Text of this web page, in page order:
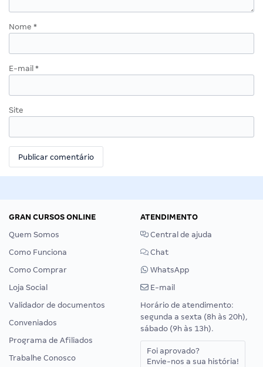
Nome *
E-mail *
Site
GRAN CURSOS ONLINE
Quem Somos
Como Funciona
Como Comprar
Loja Social
Validador de documentos
Conveniados
Programa de Afiliados
Trabalhe Conosco
ATENDIMENTO
Central de ajuda
Chat
WhatsApp
E-mail
Horário de atendimento:
segunda a sexta (8h às 20h),
sábado (9h às 13h).
Foi aprovado?
Envie-nos a sua história!